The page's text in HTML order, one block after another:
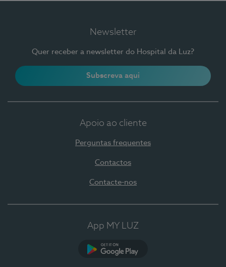
Newsletter
Quer receber a newsletter do Hospital da Luz?
Subscreva aqui
Apoio ao cliente
Perguntas frequentes
Contactos
Contacte-nos
App MY LUZ